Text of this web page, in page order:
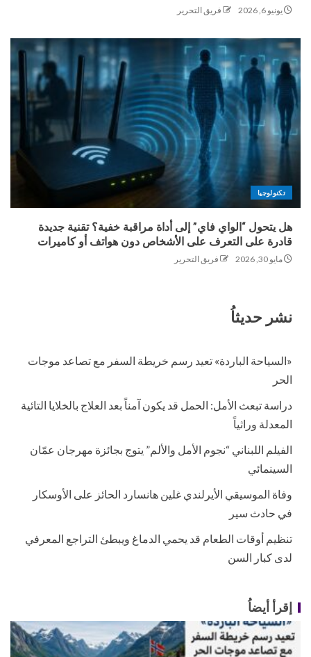
يونيو 6, 2026 فريق التحرير
تكنولوجيا
هل يتحول “الواي فاي” إلى أداة مراقبة خفية؟ تقنية جديدة
قادرة على التعرف على الأشخاص دون هواتف أو كاميرات
مايو 30, 2026 فريق التحرير
نشر حديثاُ
«السياحة الباردة» تعيد رسم خريطة السفر مع تصاعد موجات
الحر
دراسة تبعث الأمل: الحمل قد يكون آمناً بعد العلاج بالخلايا التائية
المعدلة وراثياً
الفيلم اللبناني “نجوم الأمل والألم” يتوج بجائزة مهرجان عمّان
السينمائي
وفاة الموسيقي الأيرلندي غلين هانسارد الحائز على الأوسكار
في حادث سير
تنظيم أوقات الطعام قد يحمي الدماغ ويبطئ التراجع المعرفي
لدى كبار السن
إقرأ أيضاُ